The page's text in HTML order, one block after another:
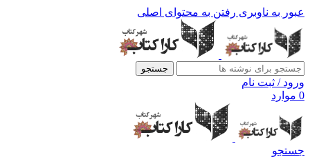
عبور به ناوبری رفتن به محتوای اصلی
جستجو
ورود / ثبت نام
0 موارد
جستجو